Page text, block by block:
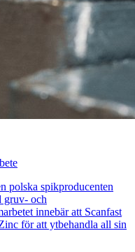
polska spikproducenten
gruv- och
innebär att Scanfast
för att ytbehandla all sin